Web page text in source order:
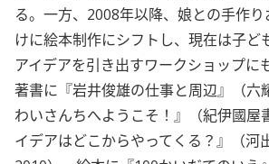
る。一方、2008年以降、娘との手作
けに絵本制作にシフトし、現在は子ど
アイデアを引き出すワークショップに
著書に『岩井俊雄の仕事と周辺』（六
わいさんちへようこそ！』（紀伊國屋
イデアはどこからやってくる？』（河